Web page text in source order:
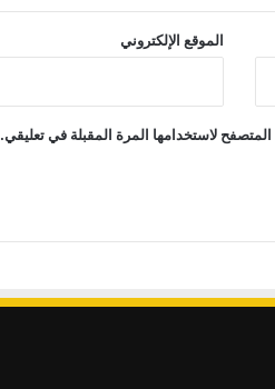
الموقع الإلكتروني
لاستخدامها المرة المقبلة في تعليقي.